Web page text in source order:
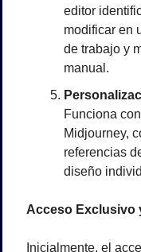
editor
modificar en
de trabajo y
manual.
Funciona
Midjourney,
referencias
diseño
Acceso Exclusivo
Inicialmente, el